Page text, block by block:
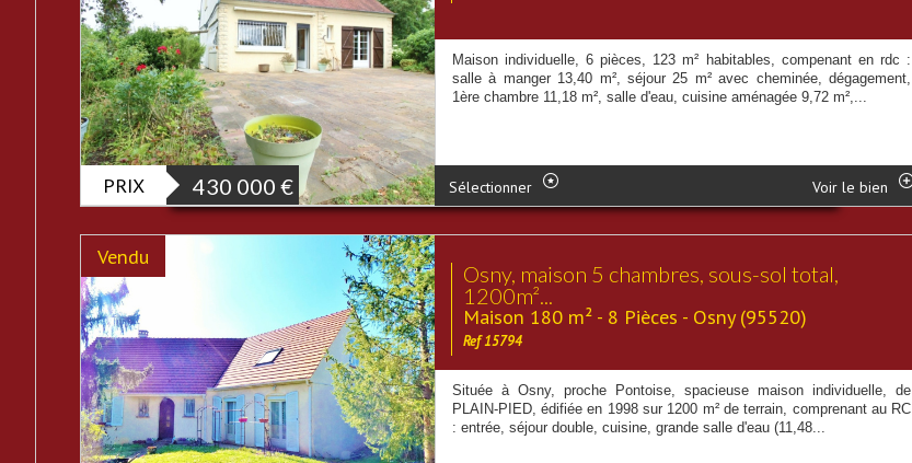
PRIX 430 000 €
Maison individuelle, 6 pièces, 123 m² habitables, compenant en rdc :
salle à manger 13,40 m², séjour 25 m² avec cheminée, dégagement,
1ère chambre 11,18 m², salle d'eau, cuisine aménagée 9,72 m²,...
Sélectionner Voir le bien
Vendu
Osny, maison 5 chambres, sous-sol total,
1200m²...
Maison 180 m² - 8 Pièces - Osny (95520)
Ref 15794
Située à Osny, proche Pontoise, spacieuse maison individuelle, de
PLAIN-PIED, édifiée en 1998 sur 1200 m² de terrain, comprenant au RC
: entrée, séjour double, cuisine, grande salle d'eau (11,48...